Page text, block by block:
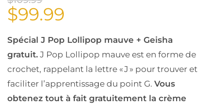
$99.99
Spécial J Pop Lollipop mauve + Geisha
gratuit. J Pop Lollipop mauve est en forme de
crochet, rappelant la lettre « J » pour trouver et
faciliter l’apprentissage du point G. Vous
obtenez tout à fait gratuitement la crème